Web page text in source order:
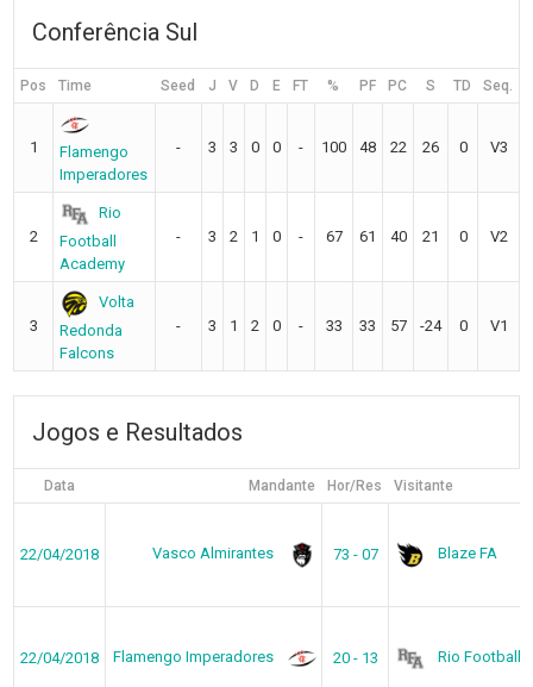
Conferência Sul
Pos Time Seed J V D E FT % PF PC S TD Seq.
1
Flamengo
Imperadores
- 3 3 0 0 - 100 48 22 26 0 V3
2
Rio
Football
Academy
- 3 2 1 0 - 67 61 40 21 0 V2
3
Volta
Redonda
Falcons
- 3 1 2 0 - 33 33 57 -24 0 V1
Jogos e Resultados
Data Mandante Hor/Res Visitante
22/04/2018 Vasco Almirantes 73 - 07 Blaze FA
22/04/2018 Flamengo Imperadores 20 - 13 Rio Football